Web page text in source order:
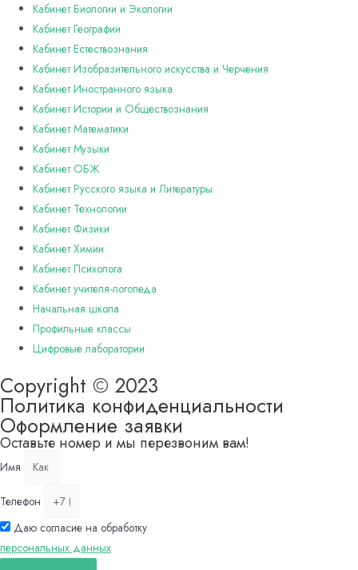
Кабинет Биологии и Экологии
Кабинет Географии
Кабинет Естествознания
Кабинет Изобразительного искусства и Черчения
Кабинет Иностранного языка
Кабинет Истории и Обществознания
Кабинет Математики
Кабинет Музыки
Кабинет ОБЖ
Кабинет Русского языка и Литературы
Кабинет Технологии
Кабинет Физики
Кабинет Химии
Кабинет Психолога
Кабинет учителя-логопеда
Начальная школа
Профильные классы
Цифровые лаборатории
Copyright © 2023
Политика конфиденциальности
Оформление заявки
Оставьте номер и мы перезвоним вам!
Имя
Телефон
Даю согласие на обработку
персональных данных